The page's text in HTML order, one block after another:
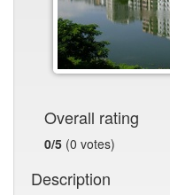
Overall rating
0/5 (0 votes)
Description